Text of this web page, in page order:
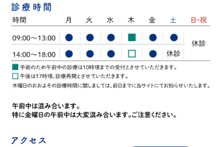
診療時間
アクセス